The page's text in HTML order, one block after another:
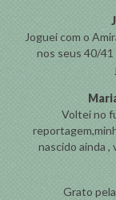
Joguei com o
nos seus 40/41
Voltei no
nascido ainda ,
Grato